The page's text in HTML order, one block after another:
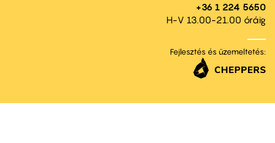
+36 1 224 5650
H-V 13.00-21.00 óráig
Fejlesztés és üzemeltetés: